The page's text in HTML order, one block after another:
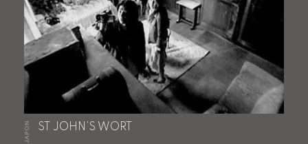
JAPON ST JOHN’S WORT